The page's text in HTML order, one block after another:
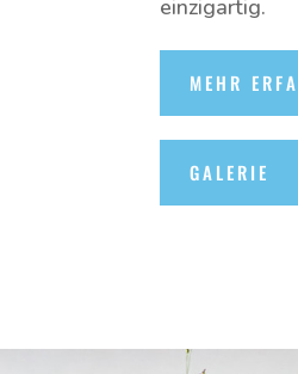
einzigartig.
MEHR
GALERIE